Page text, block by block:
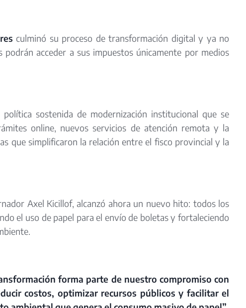
culminó su proceso de transformación digital y ya no
acceder a sus impuestos únicamente por medios
sostenida de modernización institucional que se
online, nuevos servicios de atención remota y la
que simplificaron la relación entre el fisco provincial y la
Axel Kicillof, alcanzó ahora un nuevo hito: todos los
el uso de papel para el envío de boletas y fortaleciendo
forma parte de nuestro compromiso con
costos, optimizar recursos públicos y facilitar el